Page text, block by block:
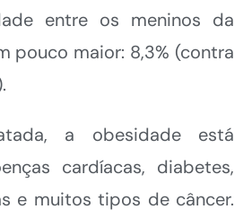
entre os meninos da
pouco maior: 8,3% (contra
a obesidade está
cardíacas, diabetes,
e muitos tipos de câncer.